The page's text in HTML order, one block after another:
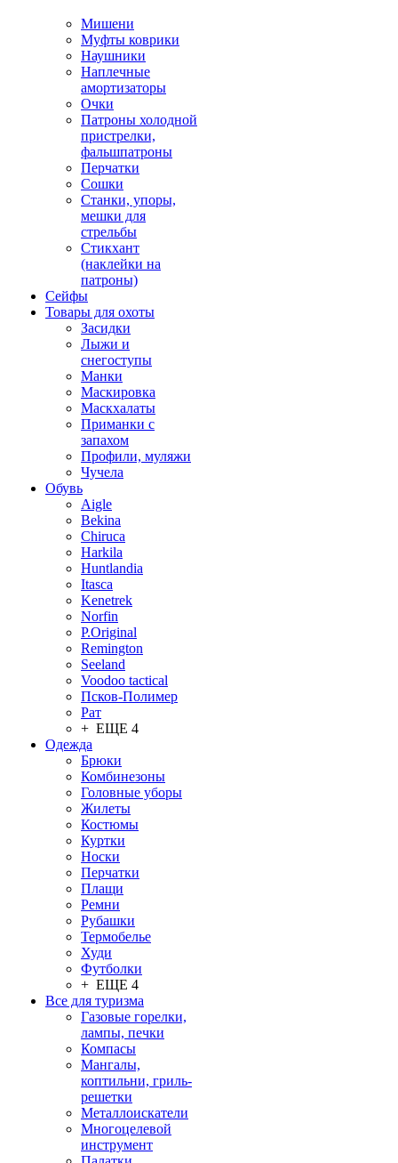
Мишени
Муфты коврики
Наушники
Наплечные
амортизаторы
Очки
Патроны холодной
пристрелки,
фальшпатроны
Перчатки
Сошки
Станки, упоры,
мешки для
стрельбы
Стикхант
(наклейки на
патроны)
Сейфы
Товары для охоты
Засидки
Лыжи и
снегоступы
Манки
Маскировка
Маскхалаты
Приманки с
запахом
Профили, муляжи
Чучела
Обувь
Aigle
Bekina
Chiruсa
Harkila
Huntlandia
Itasca
Kenetrek
Norfin
P.Original
Remington
Seeland
Voodoo tactical
Псков-Полимер
Рат
+ ЕЩЕ 4
Одежда
Брюки
Комбинезоны
Головные уборы
Жилеты
Костюмы
Куртки
Носки
Перчатки
Плащи
Ремни
Рубашки
Термобелье
Худи
Футболки
+ ЕЩЕ 4
Все для туризма
Газовые горелки,
лампы, печки
Компасы
Мангалы,
коптильни, гриль-
решетки
Металлоискатели
Многоцелевой
инструмент